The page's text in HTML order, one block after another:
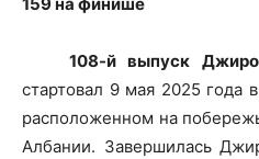
108-й выпуск Джиро
стартовал 9 мая 2025 года
расположенном на
Албании. Завершилась